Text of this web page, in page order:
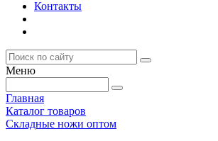
Контакты
Меню
Главная
Каталог товаров
Складные ножи оптом